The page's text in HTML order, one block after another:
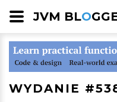
JVM BLO
WYDANIE